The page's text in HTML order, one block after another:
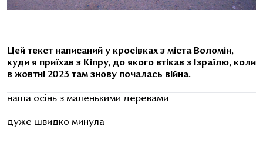
Цей текст написаний у кросівках з міста Воломін,
куди я приїхав з Кіпру, до якого втікав з Ізраїлю, коли
в жовтні 2023 там знову почалась війна.
наша осінь з маленькими деревами
дуже швидко минула